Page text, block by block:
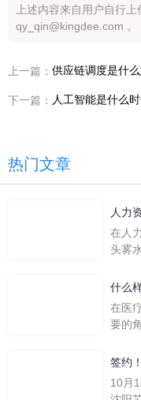
上述内容来自用户自行
qy_qin@kingdee.com 。
上一篇： 供应链调度是什
下一篇： 人工智能是什么
热门文章
人力
在人
头雾
么呢
什么
在医
要的
一个
签约
先企
10月